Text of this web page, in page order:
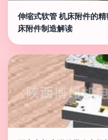
伸缩式软管 机床附件的
床附件制造解读